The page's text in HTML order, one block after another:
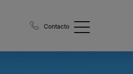
Contacto